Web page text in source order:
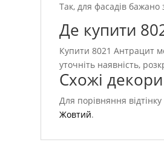
Так, для фасадів бажано
Де купити
Купити 8021 Антрацит
уточніть наявність,
Схожі
Для порівняння
Жовтий.